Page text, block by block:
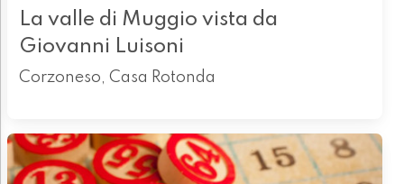
La valle di Muggio vista da
Giovanni Luisoni
Corzoneso, Casa Rotonda